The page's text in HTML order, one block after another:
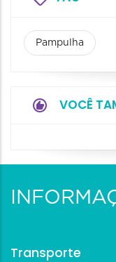
Pampulha
VOCÊ
Transporte